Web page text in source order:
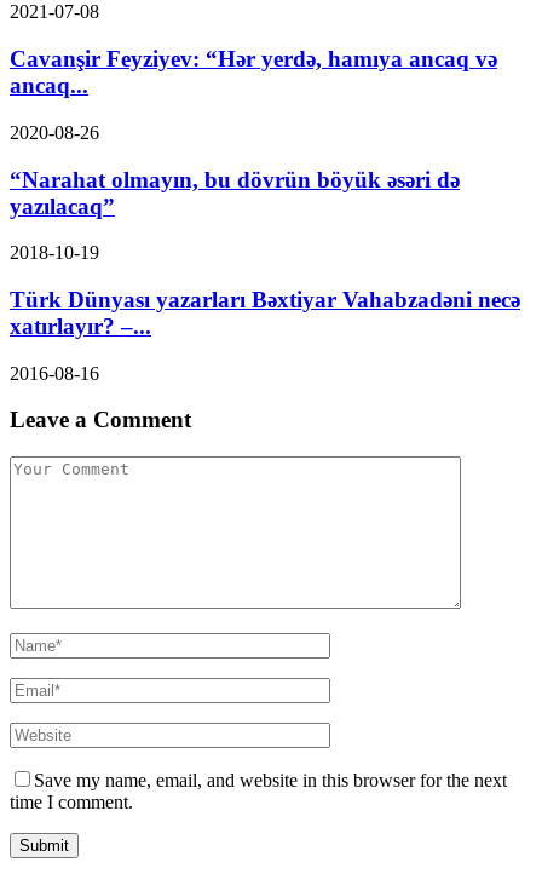
2021-07-08
Cavanşir Feyziyev: “Hər yerdə, hamıya ancaq və
ancaq...
2020-08-26
“Narahat olmayın, bu dövrün böyük əsəri də
yazılacaq”
2018-10-19
Türk Dünyası yazarları Bəxtiyar Vahabzadəni necə
xatırlayır? –...
2016-08-16
Leave a Comment
Save my name, email, and website in this browser for the next
time I comment.